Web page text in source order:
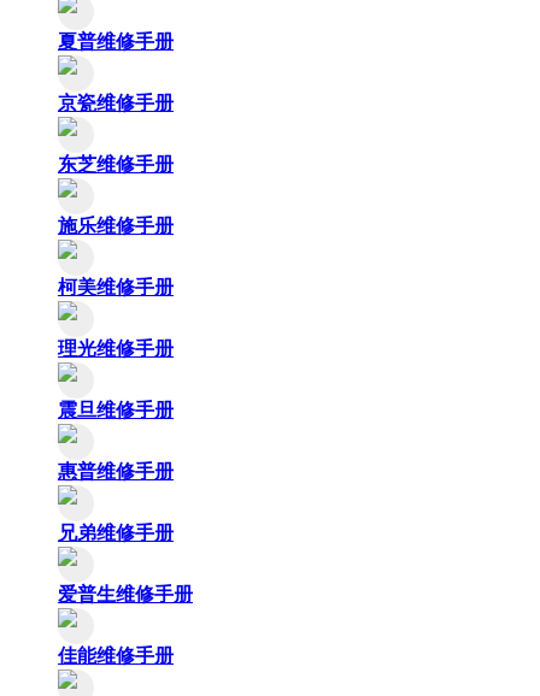
夏普维修手册
京瓷维修手册
东芝维修手册
施乐维修手册
柯美维修手册
理光维修手册
震旦维修手册
惠普维修手册
兄弟维修手册
爱普生维修手册
佳能维修手册